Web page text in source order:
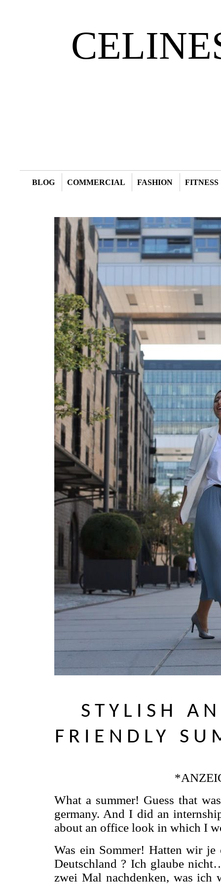
BLOG COMMERCIAL FASHION FITNESS
STYLISH
FRIENDLY
What a summer! Guess that
germany. And I did an
about an office look in which I
Was ein Sommer! Hatten wir je
Deutschland ? Ich glaube
zwei Mal nachdenken, was ich